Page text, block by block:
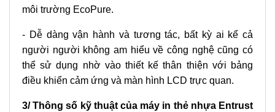
môi trường EcoPure.
- Dễ dàng vận hành và tương tác, bất kỳ ai kể cả
người người không am hiểu về công nghệ cũng có
thể sử dụng nhờ vào thiết kế thân thiện với bảng
điều khiển cảm ứng và màn hình LCD trực quan.
3/ Thông số kỹ thuật của máy in thẻ nhựa Entrust